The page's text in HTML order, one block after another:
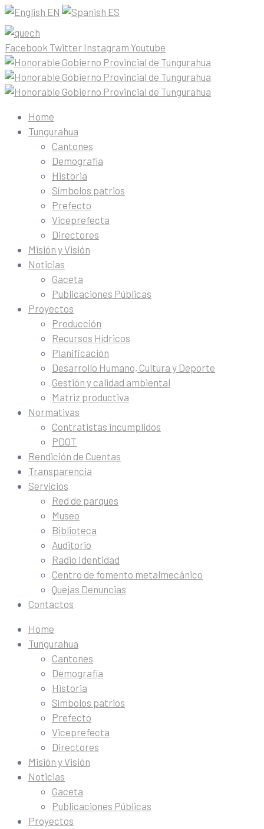
EN ES
Facebook Twitter Instagram Youtube
Home
Tungurahua
Cantones
Demografía
Historia
Símbolos patrios
Prefecto
Viceprefecta
Directores
Misión y Visión
Noticias
Gaceta
Publicaciones Públicas
Proyectos
Producción
Recursos Hídricos
Planificación
Desarrollo Humano, Cultura y Deporte
Gestión y calidad ambiental
Matriz productiva
Normativas
Contratistas incumplidos
PDOT
Rendición de Cuentas
Transparencia
Servicios
Red de parques
Museo
Biblioteca
Auditorio
Radio Identidad
Centro de fomento metalmecánico
Quejas Denuncias
Contactos
Home
Tungurahua
Cantones
Demografía
Historia
Símbolos patrios
Prefecto
Viceprefecta
Directores
Misión y Visión
Noticias
Gaceta
Publicaciones Públicas
Proyectos